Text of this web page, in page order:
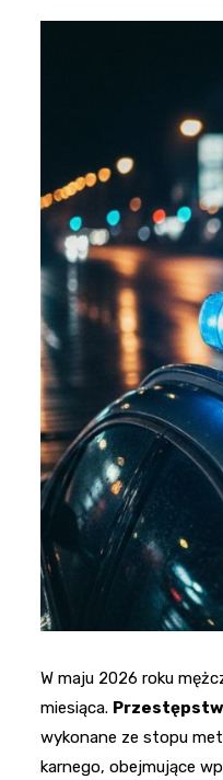
W maju 2026 roku
miesiąca.
wykonane ze stopu
karnego, obejmujące